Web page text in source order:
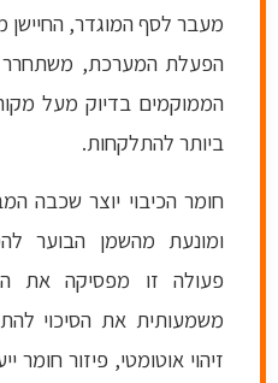
מעבר לסף המוגדר, החיישן
הפעלת המערכת, משתחרר
הממוקמים בדיוק מעל
ביותר להתלקחות.
חומר הכיבוי יוצר שכבה
ומונעת מהשמן הבוער
פעולה זו מפסיקה את
משמעותית את הסיכוי
זיהוי אוטומטי, פיזור חומר